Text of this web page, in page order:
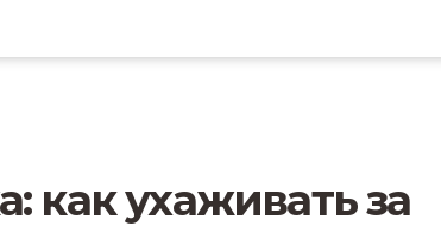
как ухаживать за